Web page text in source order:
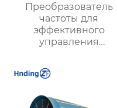
Преобразователь
частоты для
эффективного
управления
оптимизация работы
и энергосбережение